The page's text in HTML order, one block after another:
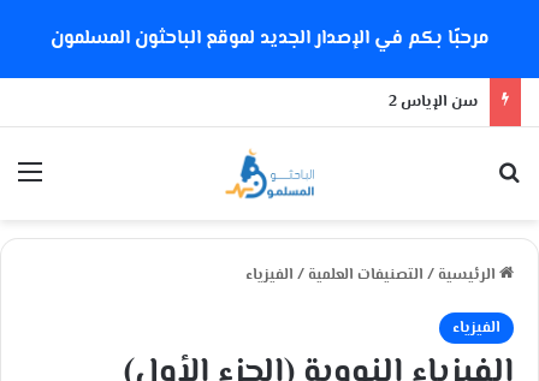
مرحبًا بكم في الإصدار الجديد لموقع الباحثون المسلمون
سن الإياس 2
الرئيسية / التصنيفات العلمية / الفيزياء
الفيزياء